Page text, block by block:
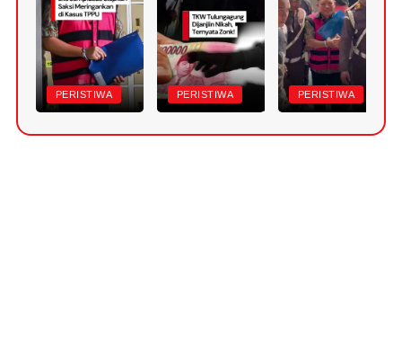
PERISTIWA PERISTIWA PERISTIWA